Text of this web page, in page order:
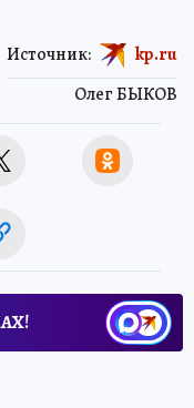
Олег БЫКОВ
Источник: kp.ru